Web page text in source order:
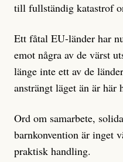
till fullständig katastrof
Ett fåtal EU-länder har
emot några av de värst
länge inte ett av de
ansträngt läget än är här
Ord om samarbete,
barnkonvention är inget
praktisk handling.